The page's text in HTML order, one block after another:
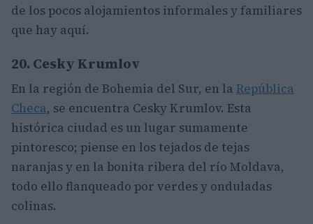
de los pocos alojamientos informales y familiares
que hay aquí.
20. Cesky Krumlov
En la región de Bohemia del Sur, en la República
Checa, se encuentra Cesky Krumlov. Esta
histórica ciudad es un lugar sumamente
pintoresco; piense en los tejados de tejas
naranjas y en la bonita ribera del río Moldava,
todo ello flanqueado por verdes y onduladas
colinas.